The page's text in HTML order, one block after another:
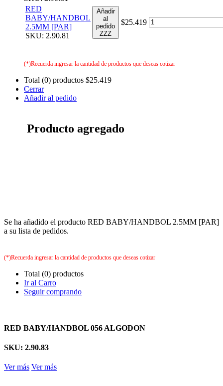
RED
BABY/HANDBOL
2.5MM [PAR]
SKU: 2.90.81
Añadir
al
pedido
ZZZ
$25.419
(*)Recuerda ingresar la cantidad de productos que deseas cotizar
Total (0) productos $25.419
Cerrar
Añadir al pedido
Producto agregado
Se ha añadido el producto RED BABY/HANDBOL 2.5MM [PAR]
a su lista de pedidos.
(*)Recuerda ingresar la cantidad de productos que deseas cotizar
Total (0) productos
Ir al Carro
Seguir comprando
RED BABY/HANDBOL 056 ALGODON
SKU: 2.90.83
Ver más Ver más